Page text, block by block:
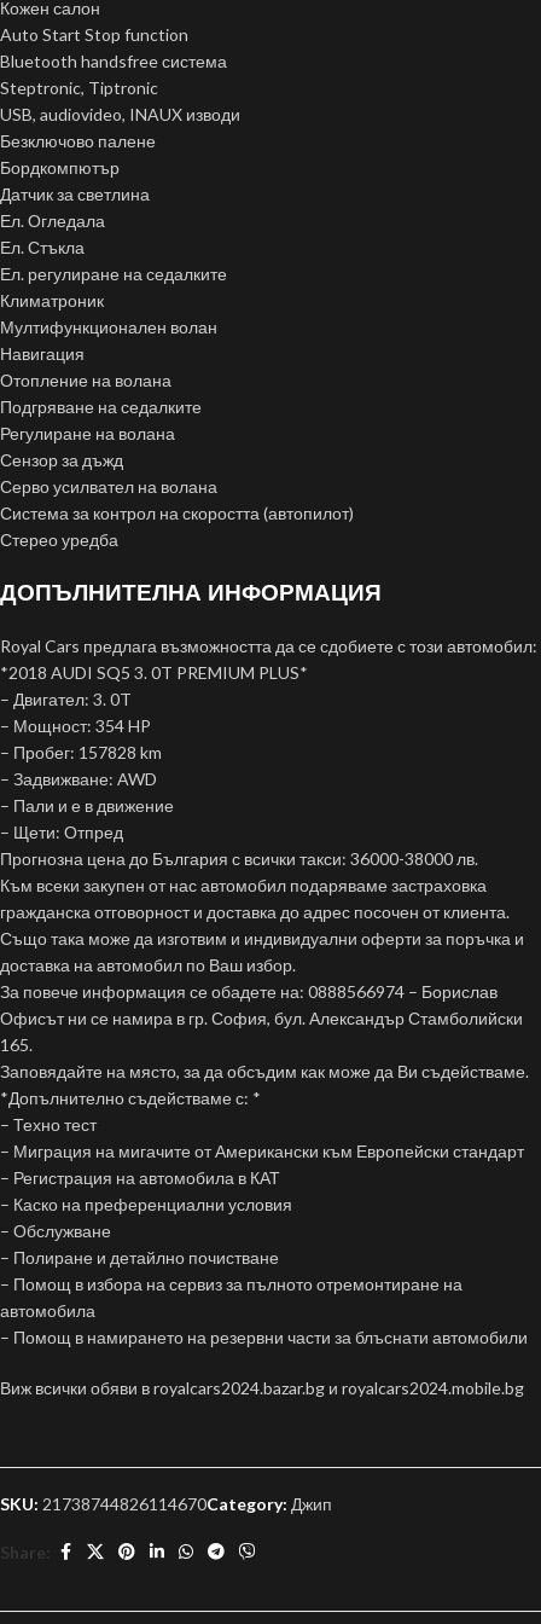
Кожен салон
Auto Start Stop function
Bluetooth handsfree система
Steptronic, Tiptronic
USB, audiovideo, INAUX изводи
Безключово палене
Бордкомпютър
Датчик за светлина
Ел. Огледала
Ел. Стъкла
Ел. регулиране на седалките
Климатроник
Мултифункционален волан
Навигация
Отопление на волана
Подгряване на седалките
Регулиране на волана
Сензор за дъжд
Серво усилвател на волана
Система за контрол на скоростта (автопилот)
Стерео уредба
ДОПЪЛНИТЕЛНА ИНФОРМАЦИЯ
Royal Cars предлага възможността да се сдобиете с този автомобил:
*2018 AUDI SQ5 3. 0T PREMIUM PLUS*
– Двигател: 3. 0T
– Мощност: 354 HP
– Пробег: 157828 km
– Задвижване: AWD
– Пали и е в движение
– Щети: Отпред
Прогнозна цена до България с всички такси: 36000-38000 лв.
Към всеки закупен от нас автомобил подаряваме застраховка
гражданска отговорност и доставка до адрес посочен от клиента.
Също така може да изготвим и индивидуални оферти за поръчка и
доставка на автомобил по Ваш избор.
За повече информация се обадете на: 0888566974 – Борислав
Офисът ни се намира в гр. София, бул. Александър Стамболийски
165.
Заповядайте на място, за да обсъдим как може да Ви съдействаме.
*Допълнително съдействаме с: *
– Техно тест
– Миграция на мигачите от Американски към Европейски стандарт
– Регистрация на автомобила в КАТ
– Каско на преференциални условия
– Обслужване
– Полиране и детайлно почистване
– Помощ в избора на сервиз за пълното отремонтиране на
автомобила
– Помощ в намирането на резервни части за блъснати автомобили
Виж всички обяви в royalcars2024.bazar.bg и royalcars2024.mobile.bg
SKU: 21738744826114670Category: Джип
Share: